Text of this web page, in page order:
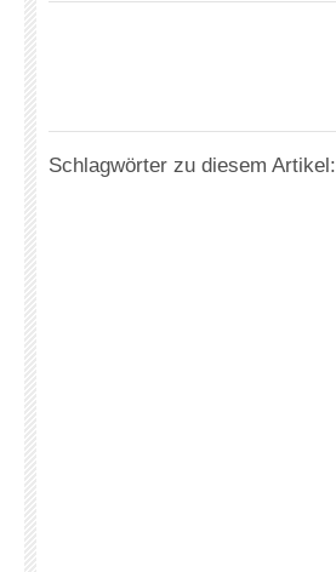
Schlagwörter zu diesem Artikel: